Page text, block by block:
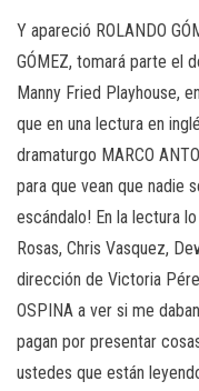
Y apareció ROLANDO
GÓMEZ, tomará parte el
Manny Fried Playhouse,
que en una lectura en
dramaturgo MARCO
para que vean que nadie
escándalo! En la lectura
Rosas, Chris Vasquez,
dirección de Victoria
OSPINA a ver si me
pagan por presentar
ustedes que están